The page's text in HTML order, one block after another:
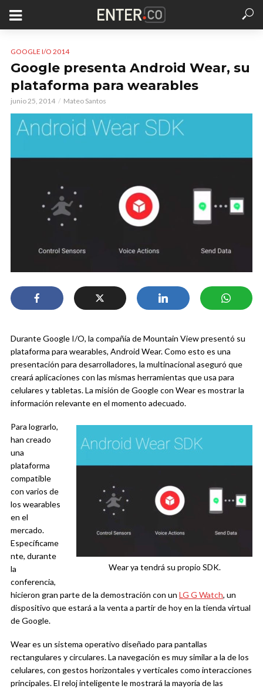
GOOGLE I/O 2014
Google presenta Android Wear, su
plataforma para wearables
junio 25, 2014 Mateo Santos
Durante Google I/O, la compañía de Mountain View presentó su
plataforma para wearables, Android Wear. Como esto es una
presentación para desarrolladores, la multinacional aseguró que
creará aplicaciones con las mismas herramientas que usa para
celulares y tabletas. La misión de Google con Wear es mostrar la
información relevante en el momento adecuado.
Wear ya tendrá su propio SDK.
Para lograrlo,
han creado
una
plataforma
compatible
con varios de
los wearables
en el
mercado.
Específicame
nte, durante
la
conferencia,
hicieron gran parte de la demostración con un LG G Watch, un
dispositivo que estará a la venta a partir de hoy en la tienda virtual
de Google.
Wear es un sistema operativo diseñado para pantallas
rectangulares y circulares. La navegación es muy similar a la de los
celulares, con gestos horizontales y verticales como interacciones
principales. El reloj inteligente le mostrará la mayoría de las